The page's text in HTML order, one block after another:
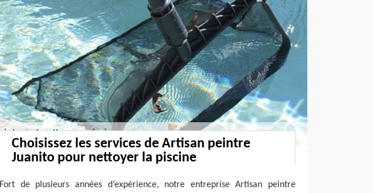
Choisissez les services de Artisan peintre
Juanito pour nettoyer la piscine
Fort de plusieurs années d’expérience, notre entreprise Artisan peintre